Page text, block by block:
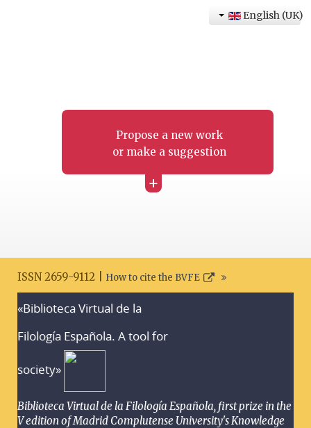
Propose a new work
or make a suggestion
+
English (UK)
ISSN 2659-9112 | How to cite the BVFE
«Biblioteca Virtual de la
Filología Española. A tool for
society»
Biblioteca Virtual de la Filología Española, first prize in the
V edition of Madrid Complutense University's Knowledge